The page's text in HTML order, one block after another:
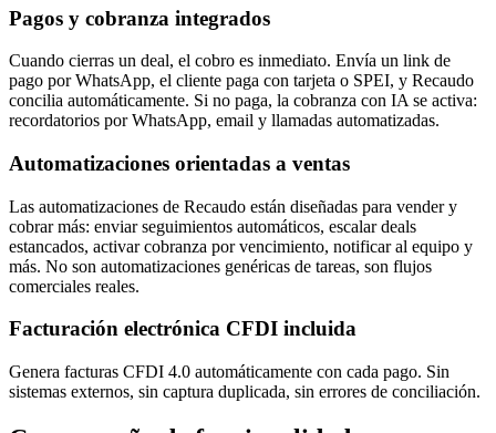
Pagos y cobranza integrados
Cuando cierras un deal, el cobro es inmediato. Envía un link de
pago por WhatsApp, el cliente paga con tarjeta o SPEI, y Recaudo
concilia automáticamente. Si no paga, la cobranza con IA se activa:
recordatorios por WhatsApp, email y llamadas automatizadas.
Automatizaciones orientadas a ventas
Las automatizaciones de Recaudo están diseñadas para vender y
cobrar más: enviar seguimientos automáticos, escalar deals
estancados, activar cobranza por vencimiento, notificar al equipo y
más. No son automatizaciones genéricas de tareas, son flujos
comerciales reales.
Facturación electrónica CFDI incluida
Genera facturas CFDI 4.0 automáticamente con cada pago. Sin
sistemas externos, sin captura duplicada, sin errores de conciliación.